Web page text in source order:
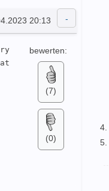
20:13
bewerten:
(7)
(0)